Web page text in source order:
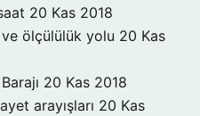
20 Kas 2018
ve ölçülülük yolu 20 Kas
20 Kas 2018
arayışları 20 Kas